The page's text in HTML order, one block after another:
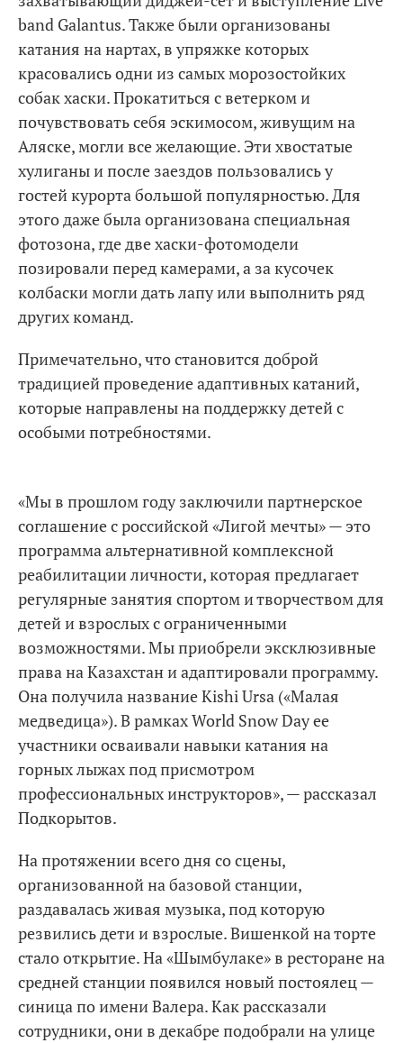
band Galantus. Также были организованы
катания на нартах, в упряжке которых
красовались одни из самых морозостойких
собак хаски. Прокатиться с ветерком и
почувствовать себя эскимосом, живущим на
Аляске, могли все желающие. Эти хвостатые
хулиганы и после заездов пользовались у
гостей курорта большой популярностью. Для
этого даже была организована специальная
фотозона, где две хаски-фотомодели
позировали перед камерами, а за кусочек
колбаски могли дать лапу или выполнить ряд
других команд.
Примечательно, что становится доброй
традицией проведение адаптивных катаний,
которые направлены на поддержку детей с
особыми потребностями.
«Мы в прошлом году заключили партнерское
соглашение с российской «Лигой мечты» — это
программа альтернативной комплексной
реабилитации личности, которая предлагает
регулярные занятия спортом и творчеством для
детей и взрослых с ограниченными
возможностями. Мы приобрели эксклюзивные
права на Казахстан и адаптировали программу.
Она получила название Kishi Ursa («Малая
медведица»). В рамках World Snow Day ее
участники осваивали навыки катания на
горных лыжах под присмотром
профессиональных инструкторов», — рассказал
Подкорытов.
На протяжении всего дня со сцены,
организованной на базовой станции,
раздавалась живая музыка, под которую
резвились дети и взрослые. Вишенкой на торте
стало открытие. На «Шымбулаке» в ресторане на
средней станции появился новый постоялец —
синица по имени Валера. Как рассказали
сотрудники, они в декабре подобрали на улице